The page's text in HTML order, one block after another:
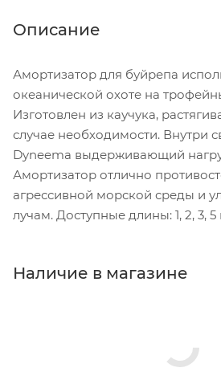
Описание
Амортизатор для буйрепа
океанической охоте на
Изготовлен из каучука,
случае необходимости. Внутри
Dyneema выдерживающий
Амортизатор отлично
агрессивной морской среды и
лучам. Доступные длины: 1, 2, 3,
Наличие в магазине